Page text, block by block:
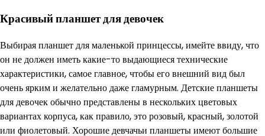
Красивый планшет для девочек
Выбирая планшет для маленькой принцессы, имейте ввиду, что
он не должен иметь какие-то выдающиеся технические
характеристики, самое главное, чтобы его внешний вид был
очень ярким и желательно даже гламурным. Детские планшеты
для девочек обычно представлены в нескольких цветовых
вариантах корпуса, как правило, это розовый, красный, золотой
или фиолетовый. Хорошие девчачьи планшеты имеют большие